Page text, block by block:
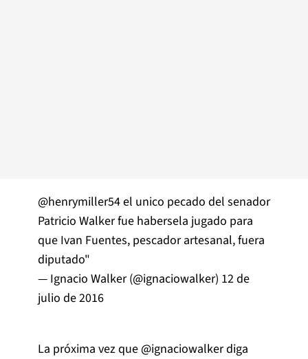
@henrymiller54el unico pecado del senador
Patricio Walker fue habersela jugado para
que Ivan Fuentes, pescador artesanal, fuera
diputado"
— Ignacio Walker (@ignaciowalker) 12 de
julio de 2016
La próxima vez que @ignaciowalkerdiga